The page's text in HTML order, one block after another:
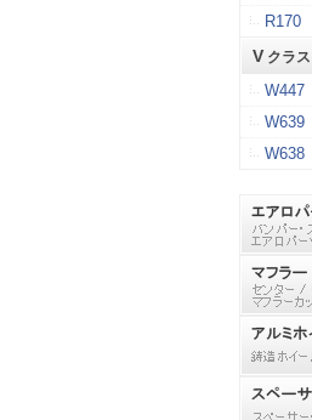
R170
V クラス
W447
W639
W638